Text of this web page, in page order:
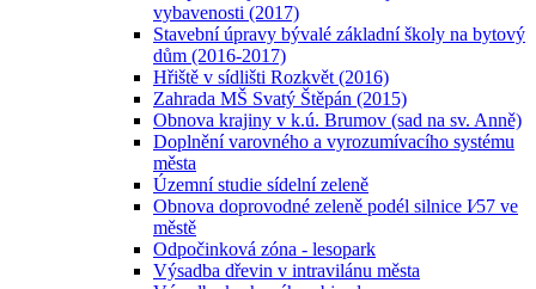
vybavenosti (2017)
Stavební úpravy bývalé základní školy na bytový
dům (2016-2017)
Hřiště v sídlišti Rozkvět (2016)
Zahrada MŠ Svatý Štěpán (2015)
Obnova krajiny v k.ú. Brumov (sad na sv. Anně)
Doplnění varovného a vyrozumívacího systému
města
Územní studie sídelní zeleně
Obnova doprovodné zeleně podél silnice I⁄57 ve
městě
Odpočinková zóna - lesopark
Výsadba dřevin v intravilánu města